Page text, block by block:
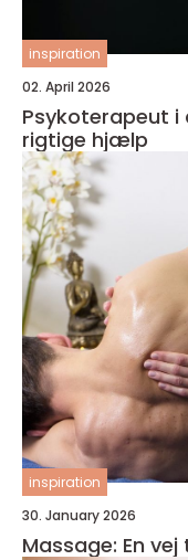
inspiration
02. April 2026
Psykoterapeut i århus sådan
rigtige hjælp
inspiration
30. January 2026
Massage: En